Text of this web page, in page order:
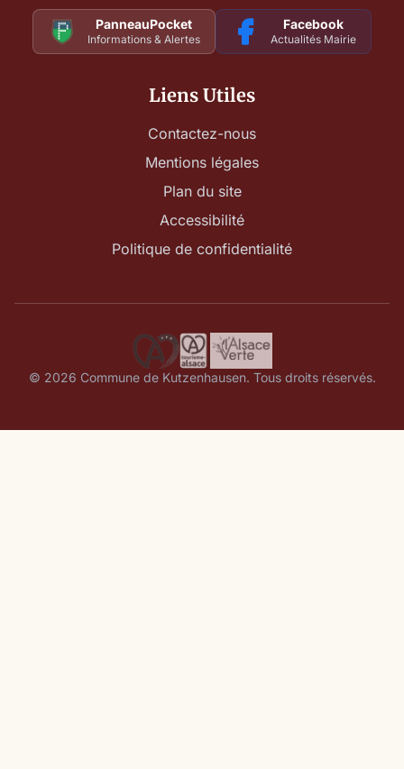
PanneauPocket
Informations & Alertes
Facebook
Actualités Mairie
Liens Utiles
Contactez-nous
Mentions légales
Plan du site
Accessibilité
Politique de confidentialité
© 2026 Commune de Kutzenhausen. Tous droits réservés.